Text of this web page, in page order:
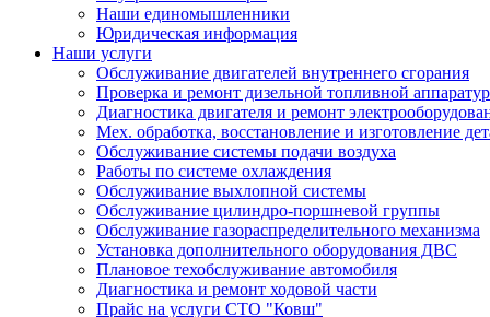
Наши единомышленники
Юридическая информация
Наши услуги
Обслуживание двигателей внутреннего сгорания
Проверка и ремонт дизельной топливной
Диагностика двигателя и ремонт
Мех. обработка, восстановление и изготовление
Обслуживание системы подачи воздуха
Работы по системе охлаждения
Обслуживание выхлопной системы
Обслуживание цилиндро-поршневой группы
Обслуживание газораспределительного механизма
Установка дополнительного оборудования ДВС
Плановое техобслуживание автомобиля
Диагностика и ремонт ходовой части
Прайс на услуги СТО "Ковш"